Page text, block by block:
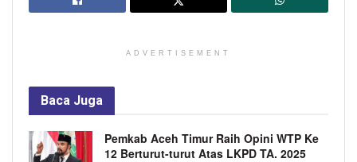
ADVERTISEMENT
Baca Juga
Pemkab Aceh Timur Raih Opini WTP Ke
12 Berturut-turut Atas LKPD TA. 2025